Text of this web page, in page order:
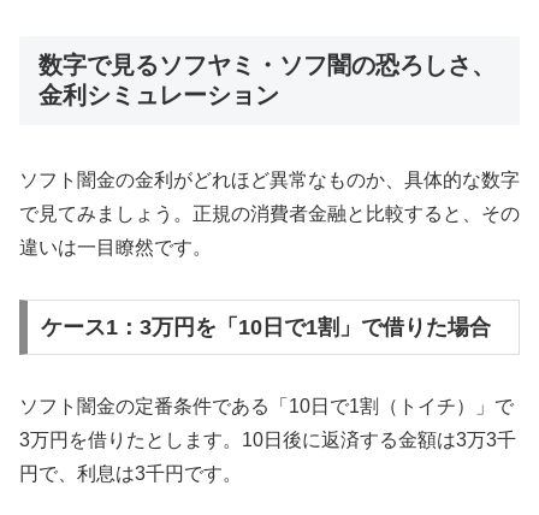
数字で見るソフヤミ・ソフ闇の恐ろしさ、
金利シミュレーション
ソフト闇金の金利がどれほど異常なものか、具体的な数字
で見てみましょう。正規の消費者金融と比較すると、その
違いは一目瞭然です。
ケース1：3万円を「10日で1割」で借りた場合
ソフト闇金の定番条件である「10日で1割（トイチ）」で
3万円を借りたとします。10日後に返済する金額は3万3千
円で、利息は3千円です。